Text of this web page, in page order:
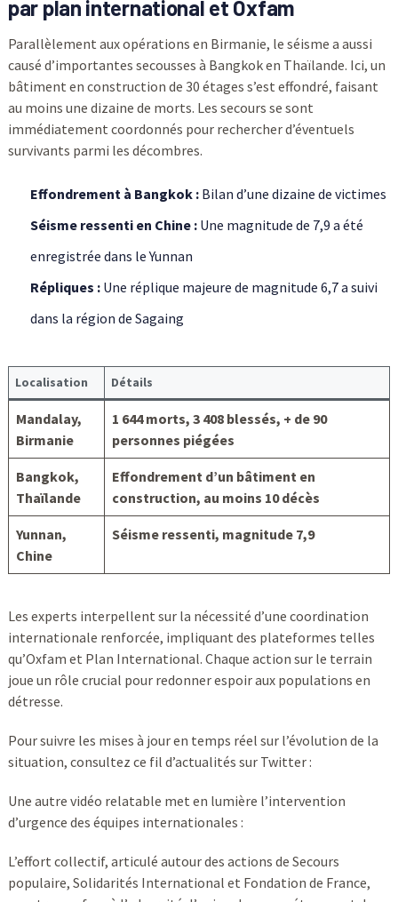
par plan international et Oxfam
Parallèlement aux opérations en Birmanie, le séisme a aussi
causé d’importantes secousses à Bangkok en Thaïlande. Ici, un
bâtiment en construction de 30 étages s’est effondré, faisant
au moins une dizaine de morts. Les secours se sont
immédiatement coordonnés pour rechercher d’éventuels
survivants parmi les décombres.
Effondrement à Bangkok :Bilan d’une dizaine de victimes
Séisme ressenti en Chine :Une magnitude de 7,9 a été
enregistrée dans le Yunnan
Répliques :Une réplique majeure de magnitude 6,7 a suivi
dans la région de Sagaing
Localisation Détails
Mandalay,
Birmanie
1 644 morts, 3 408 blessés, + de 90
personnes piégées
Bangkok,
Thaïlande
Effondrement d’un bâtiment en
construction, au moins 10 décès
Yunnan,
Chine
Séisme ressenti, magnitude 7,9
Les experts interpellent sur la nécessité d’une coordination
internationale renforcée, impliquant des plateformes telles
qu’Oxfam et Plan International. Chaque action sur le terrain
joue un rôle crucial pour redonner espoir aux populations en
détresse.
Pour suivre les mises à jour en temps réel sur l’évolution de la
situation, consultez ce fil d’actualités sur Twitter :
Une autre vidéo relatable met en lumière l’intervention
d’urgence des équipes internationales :
L’effort collectif, articulé autour des actions de Secours
populaire, Solidarités International et Fondation de France,